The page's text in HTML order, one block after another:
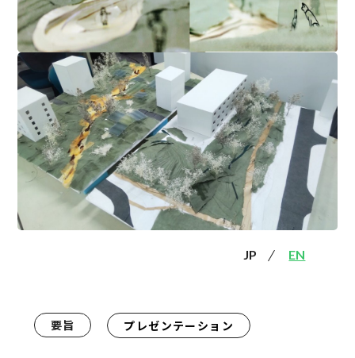
JP EN
要旨 プレゼンテーション